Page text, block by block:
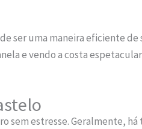
ser uma maneira eficiente
e vendo a costa
estresse. Geralmente, há